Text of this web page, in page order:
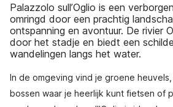
Palazzolo sull’Oglio is een
omringd door een prachtig
ontspanning en avontuur. De rivier
door het stadje en biedt een
wandelingen langs het water.
In de omgeving vind je groene
bossen waar je heerlijk kunt fietsen of